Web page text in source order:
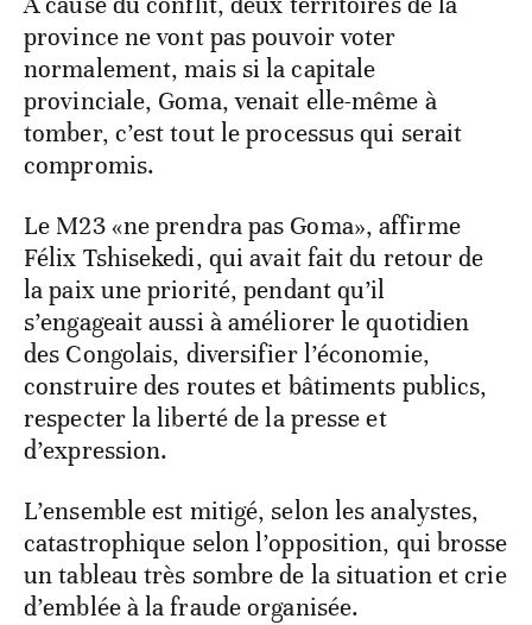
province ne vont pas pouvoir voter
normalement, mais si la capitale
provinciale, Goma, venait elle-même à
tomber, c’est tout le processus qui serait
compromis.
Le M23 «ne prendra pas Goma», affirme
Félix Tshisekedi, qui avait fait du retour de
la paix une priorité, pendant qu’il
s’engageait aussi à améliorer le quotidien
des Congolais, diversifier l’économie,
construire des routes et bâtiments publics,
respecter la liberté de la presse et
d’expression.
L’ensemble est mitigé, selon les analystes,
catastrophique selon l’opposition, qui brosse
un tableau très sombre de la situation et crie
d’emblée à la fraude organisée.